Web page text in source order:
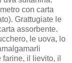
con carta
Grattugiate le
assorbente.
le uova, lo
il lievito, il